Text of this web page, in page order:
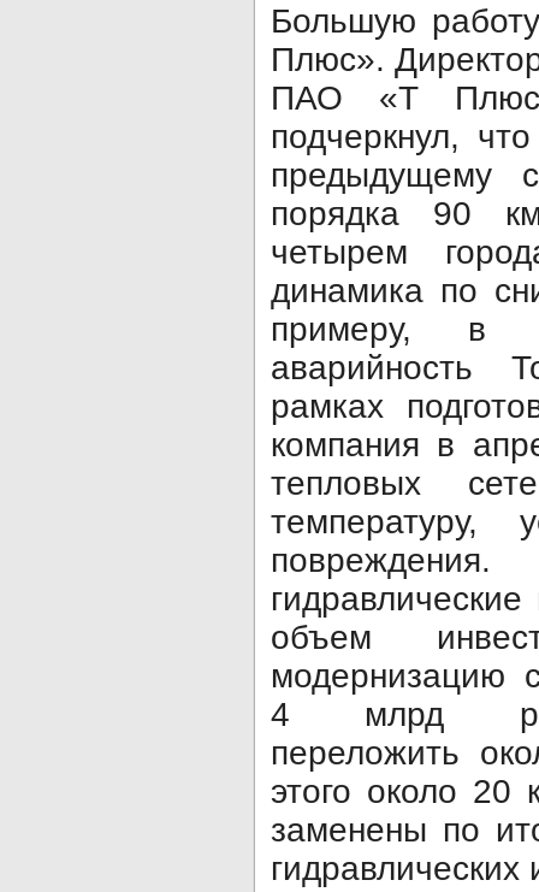
Большую
Плюс».
ПАО «Т
подчеркнул,
предыдущему
порядка 90
четырем
динамика по
примеру, в
аварийность
рамках
компания в
тепловых
температуру,
объем
модернизацию
4 млрд
переложить
этого около 20
заменены по
гидравлических